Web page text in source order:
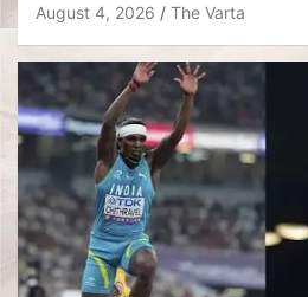
August 4, 2026 The Varta